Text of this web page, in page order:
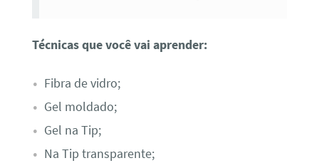
Técnicas que você vai aprender:
Fibra de vidro;
Gel moldado;
Gel na Tip;
Na Tip transparente;